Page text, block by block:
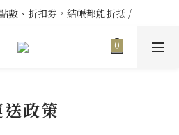
數、折扣券，結帳都能折抵 /
數、折扣券，結帳都能折抵 /
送薏仁錠體驗包 (價值$890) /
送政策